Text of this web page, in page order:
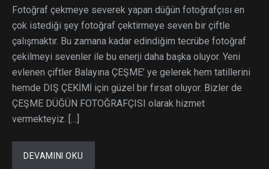
Fotoğraf çekmeye severek yapan düğün fotoğrafçısı en
çok istediği şey fotoğraf çektirmeye seven bir çiftle
çalışmaktır. Bu zamana kadar edindiğim tecrübe fotoğraf
çekilmeyi sevenler ile bu enerji daha başka oluyor. Yeni
evlenen çiftler Balayına ÇEŞME’ ye gelerek hem tatillerini
hemde DIŞ ÇEKİMİ için güzel bir fırsat oluyor. Bizler de
ÇEŞME DÜĞÜN FOTOĞRAFÇISI olarak hizmet
vermekteyiz. […]
DEVAMINI OKU